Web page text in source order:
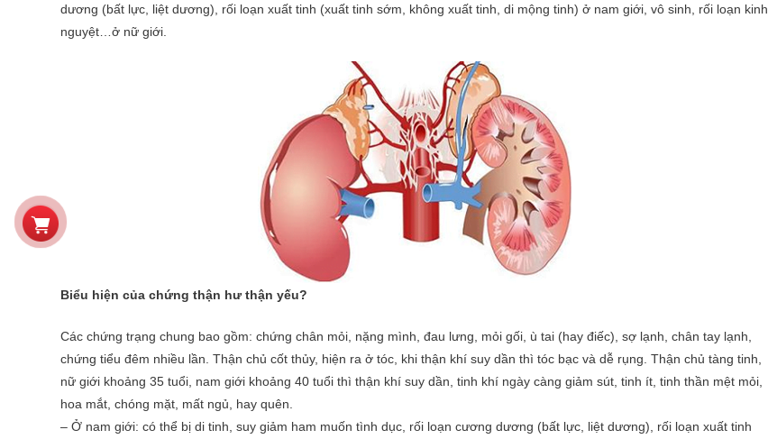
dương (bất lực, liệt dương), rối loạn xuất tinh (xuất tinh sớm, không xuất tinh, di mộng tinh) ở nam giới, vô sinh, rối loạn kinh
nguyệt…ở nữ giới.
Biểu hiện của chứng thận hư thận yếu?
Các chứng trạng chung bao gồm: chứng chân mỏi, nặng mình, đau lưng, mỏi gối, ù tai (hay điếc), sợ lạnh, chân tay lạnh,
chứng tiểu đêm nhiều lần. Thận chủ cốt thủy, hiện ra ở tóc, khi thận khí suy dần thì tóc bạc và dễ rụng. Thận chủ tàng tinh,
nữ giới khoảng 35 tuổi, nam giới khoảng 40 tuổi thì thận khí suy dần, tinh khí ngày càng giảm sút, tinh ít, tinh thần mệt mỏi,
hoa mắt, chóng mặt, mất ngủ, hay quên.
– Ở nam giới: có thể bị di tinh, suy giảm ham muốn tình dục, rối loạn cương dương (bất lực, liệt dương), rối loạn xuất tinh